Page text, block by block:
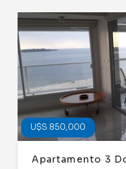
U$S 850,000
Apartamento 3